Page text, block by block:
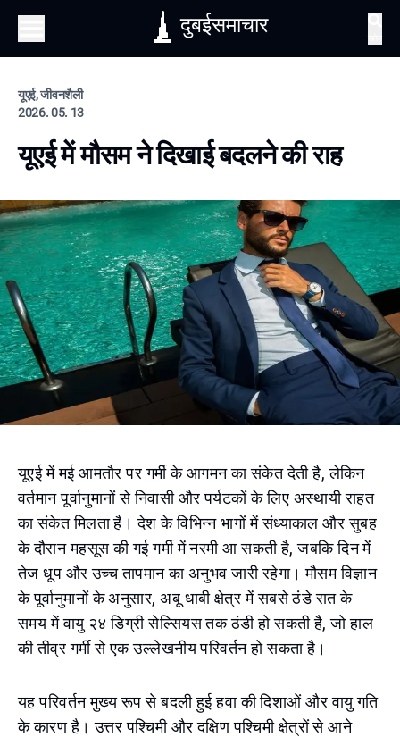
दुबईसमाचार
यूएई, जीवनशैली
2026. 05. 13
यूएई में मौसम ने दिखाई बदलने की राह
यूएई में मई आमतौर पर गर्मी के आगमन का संकेत देती है, लेकिन
वर्तमान पूर्वानुमानों से निवासी और पर्यटकों के लिए अस्थायी राहत
का संकेत मिलता है। देश के विभिन्न भागों में संध्याकाल और सुबह
के दौरान महसूस की गई गर्मी में नरमी आ सकती है, जबकि दिन में
तेज धूप और उच्च तापमान का अनुभव जारी रहेगा। मौसम विज्ञान
के पूर्वानुमानों के अनुसार, अबू धाबी क्षेत्र में सबसे ठंडे रात के
समय में वायु २४ डिग्री सेल्सियस तक ठंडी हो सकती है, जो हाल
की तीव्र गर्मी से एक उल्लेखनीय परिवर्तन हो सकता है।
यह परिवर्तन मुख्य रूप से बदली हुई हवा की दिशाओं और वायु गति
के कारण है। उत्तर पश्चिमी और दक्षिण पश्चिमी क्षेत्रों से आने